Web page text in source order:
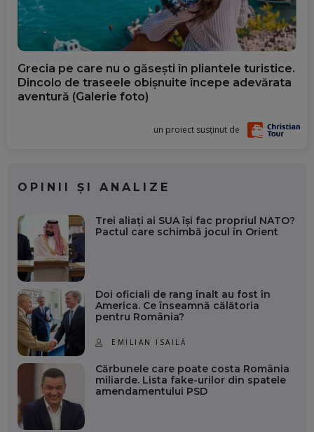
Grecia pe care nu o găsești în pliantele turistice.
Dincolo de traseele obișnuite începe adevărata
aventură (Galerie foto)
un proiect susținut de
OPINII ȘI ANALIZE
Trei aliați ai SUA își fac propriul NATO?
Pactul care schimbă jocul în Orient
Doi oficiali de rang înalt au fost în
America. Ce înseamnă călătoria
pentru România?
EMILIAN ISAILĂ
Cărbunele care poate costa România
miliarde. Lista fake-urilor din spatele
amendamentului PSD